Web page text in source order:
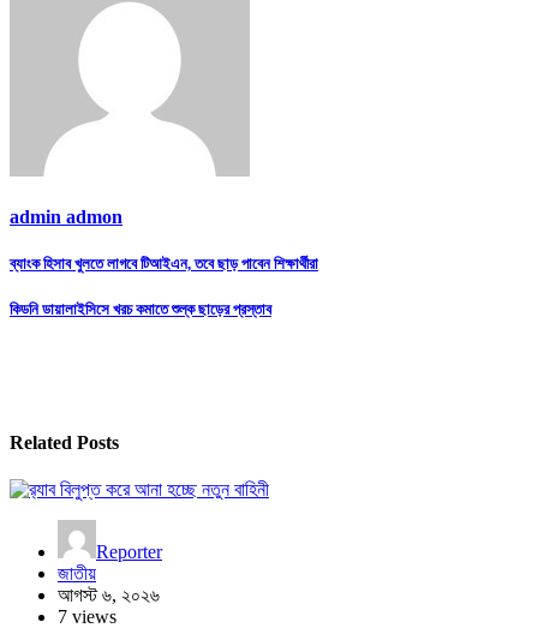
admin admon
Post
navigation
ব্যাংক হিসাব খুলতে লাগবে টিআইএন, তবে ছাড় পাবেন শিক্ষার্থীরা
কিডনি ডায়ালাইসিসে খরচ কমাতে শুল্ক ছাড়ের প্রস্তাব
Related Posts
Reporter
জাতীয়
আগস্ট ৬, ২০২৬
7 views